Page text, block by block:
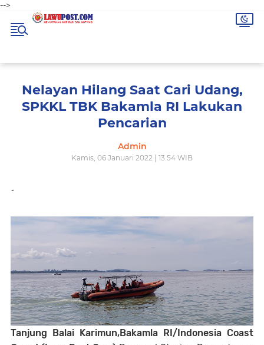
-->
Nelayan Hilang Saat Cari Udang,
SPKKL TBK Bakamla RI Lakukan
Pencarian
Admin
Kamis, 06 Januari 2022 | 13.54 WIB
-
Tanjung Balai Karimun,Bakamla RI/Indonesia Coast